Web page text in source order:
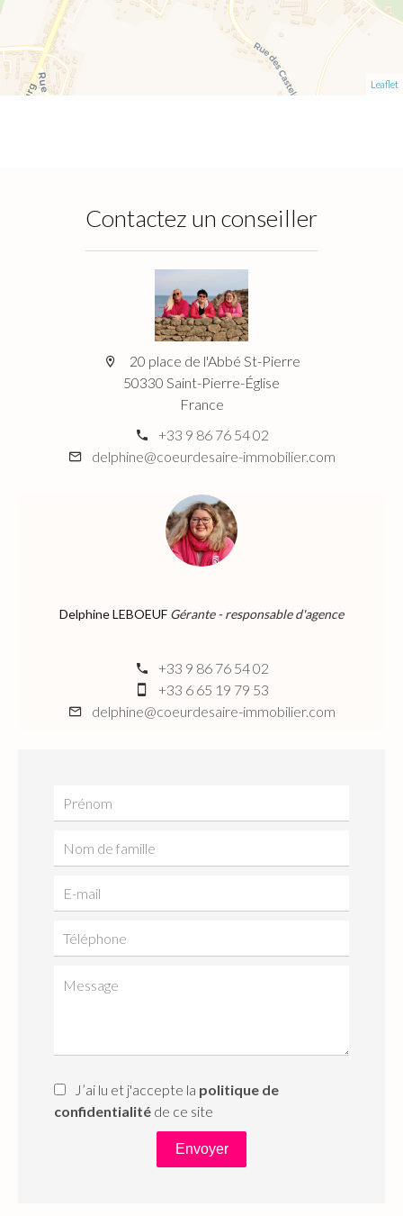
Leaflet
Contactez un conseiller
20 place de l'Abbé St-Pierre
50330 Saint-Pierre-Église
France
+33 9 86 76 54 02
delphine@coeurdesaire-immobilier.com
Delphine LEBOEUF Gérante - responsable d'agence
+33 9 86 76 54 02
+33 6 65 19 79 53
delphine@coeurdesaire-immobilier.com
J’ai lu et j'accepte la politique de
confidentialité de ce site
Envoyer